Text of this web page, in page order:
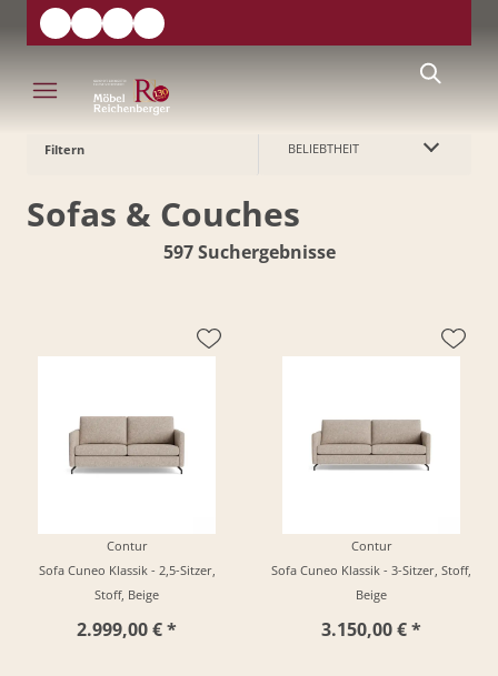
Filtern BELIEBTHEIT
Sofas & Couches
597 Suchergebnisse
Contur
Sofa Cuneo Klassik - 2,5-Sitzer,
Stoff, Beige
2.999,00 € *
Contur
Sofa Cuneo Klassik - 3-Sitzer, Stoff,
Beige
3.150,00 € *